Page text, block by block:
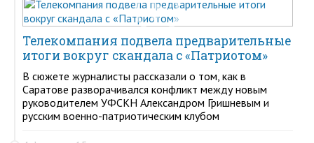
Телекомпания подвела предварительные
итоги вокруг скандала с «Патриотом»
В сюжете журналисты рассказали о том, как в
Саратове разворачивался конфликт между новым
руководителем УФСКН Александром Гришневым и
русским военно-патриотическим клубом